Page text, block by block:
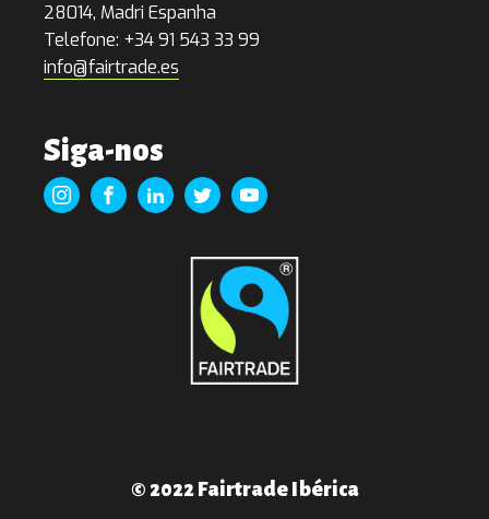
28014, Madri Espanha
Telefone: +34 91 543 33 99
info@fairtrade.es
Siga-nos
© 2022 Fairtrade Ibérica